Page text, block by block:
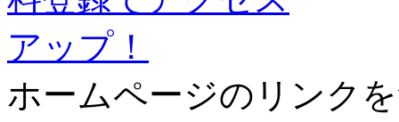
ホームページのリンク